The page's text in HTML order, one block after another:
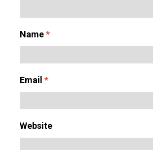
Name*
Email *
Website